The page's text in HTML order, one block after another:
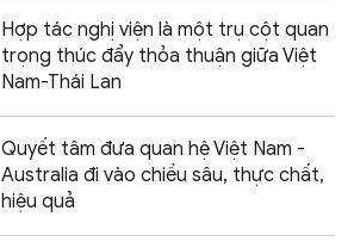
Hợp tác nghị viện là một trụ cột quan
trọng thúc đẩy thỏa thuận giữa Việt
Nam-Thái Lan
Quyết tâm đưa quan hệ Việt Nam -
Australia đi vào chiều sâu, thực chất,
hiệu quả